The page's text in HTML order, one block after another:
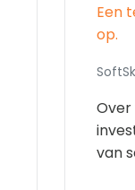
Een
op.
van